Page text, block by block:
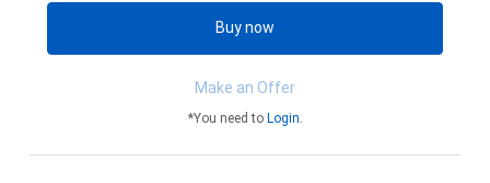
Buy now
Make an Offer
*You need to Login.